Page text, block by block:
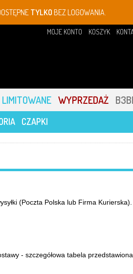
TYLKO BEZ LOGOWANIA.
MOJE KONTO KOSZYK
LIMITOWANE WYPRZEDAŻ
CZAPKI
(Poczta Polska lub Firma Kurierska).
- szczegółowa tabela